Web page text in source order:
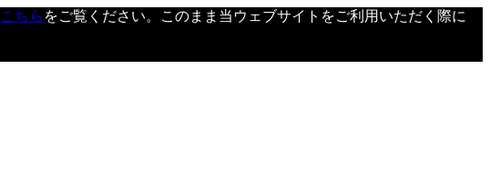
こちら をご覧ください。このまま当ウェブサイトをご利用いただく際に